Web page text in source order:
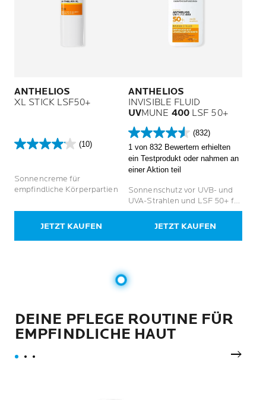
ANTHELIOS
XL STICK LSF50+
(10)
4.1
Sternen.
10
Sonnencreme für
empfindliche Körperpartien
JETZT KAUFEN
ANTHELIOS
INVISIBLE FLUID
UVMUNE 400LSF 50+
(832)
4.6
von
5
Sternen.
Bewertungen
1 von 832 Bewertern erhielten
ein Testprodukt oder nahmen an
einer Aktion teil
Sonnenschutz vor UVB- und
UVA-Strahlen und LSF 50+ für
empfindliche Haut
JETZT KAUFEN
DEINE PFLEGE ROUTINE FÜR
EMPFINDLICHE HAUT
next